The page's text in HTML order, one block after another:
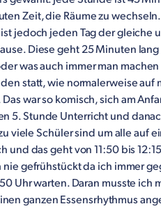
Zeit, die Räume zu
jedoch jeden Tag der gleiche
Diese geht 25 Minuten
was auch immer man
statt, wie normalerweise auf
war so komisch, sich am
5. Stunde Unterricht und
viele Schüler sind um alle auf
und das geht von 11:50 bis
gefrühstückt da ich immer
Uhr warten. Daran musste ich
ganzen Essensrhythmus